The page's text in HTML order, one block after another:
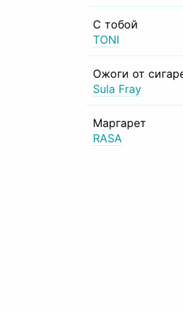
С тобой
TONI
Ожоги от
Sula Fray
Маргарет
RASA